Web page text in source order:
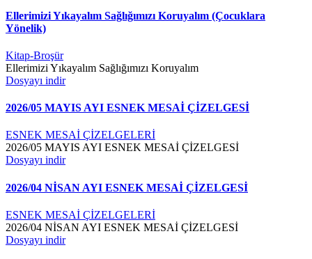
Ellerimizi Yıkayalım Sağlığımızı Koruyalım (Çocuklara
Yönelik)
Kitap-Broşür
Ellerimizi Yıkayalım Sağlığımızı Koruyalım
Dosyayı indir
2026/05 MAYIS AYI ESNEK MESAİ ÇİZELGESİ
ESNEK MESAİ ÇİZELGELERİ
2026/05 MAYIS AYI ESNEK MESAİ ÇİZELGESİ
Dosyayı indir
2026/04 NİSAN AYI ESNEK MESAİ ÇİZELGESİ
ESNEK MESAİ ÇİZELGELERİ
2026/04 NİSAN AYI ESNEK MESAİ ÇİZELGESİ
Dosyayı indir